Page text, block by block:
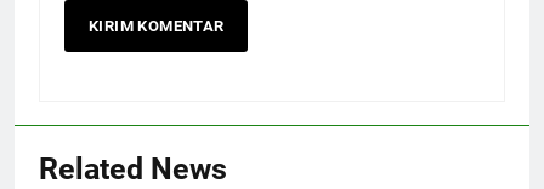
Related News